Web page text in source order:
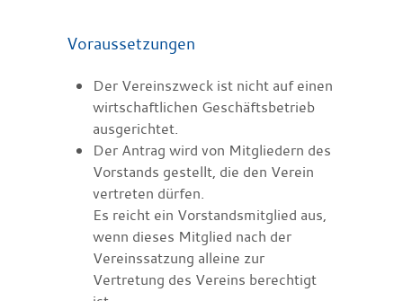
Voraussetzungen
Der Vereinszweck ist nicht auf einen
wirtschaftlichen Geschäftsbetrieb
ausgerichtet.
Der Antrag wird von Mitgliedern des
Vorstands gestellt, die den Verein
vertreten dürfen.
Es reicht ein Vorstandsmitglied aus,
wenn dieses Mitglied nach der
Vereinssatzung alleine zur
Vertretung des Vereins berechtigt